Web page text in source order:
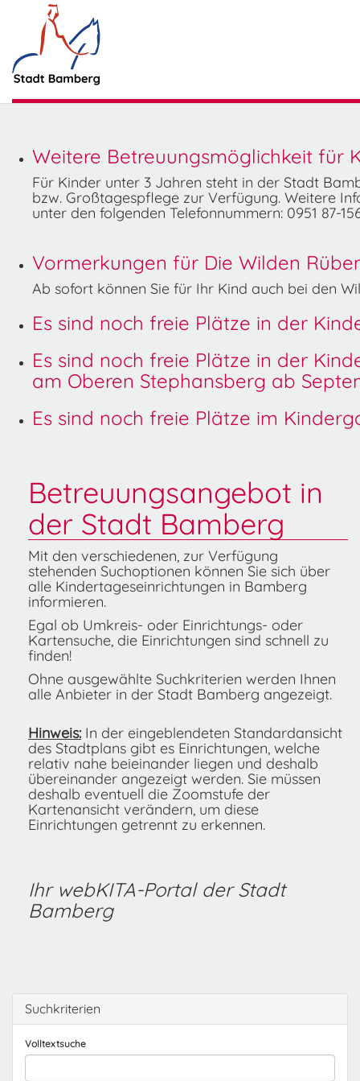
Weitere Betreuungsmöglichkeit für
Für Kinder unter 3 Jahren steht in der Stadt
bzw. Großtagespflege zur Verfügung. Weitere
unter den folgenden Telefonnummern: 0951 87-
Vormerkungen für Die Wilden
Ab sofort können Sie für Ihr Kind auch bei den
Es sind noch freie Plätze in der
Es sind noch freie Plätze in der
am Oberen Stephansberg ab
Es sind noch freie Plätze im
Betreuungsangebot in
der Stadt Bamberg
Mit den verschiedenen, zur Verfügung
stehenden Suchoptionen können Sie sich über
alle Kindertageseinrichtungen in Bamberg
informieren.
Egal ob Umkreis- oder Einrichtungs- oder
Kartensuche, die Einrichtungen sind schnell zu
finden!
Ohne ausgewählte Suchkriterien werden Ihnen
alle Anbieter in der Stadt Bamberg angezeigt.
Hinweis: In der eingeblendeten Standardansicht
des Stadtplans gibt es Einrichtungen, welche
relativ nahe beieinander liegen und deshalb
übereinander angezeigt werden. Sie müssen
deshalb eventuell die Zoomstufe der
Kartenansicht verändern, um diese
Einrichtungen getrennt zu erkennen.
Ihr webKITA-Portal der Stadt
Bamberg
Suchkriterien
Volltextsuche